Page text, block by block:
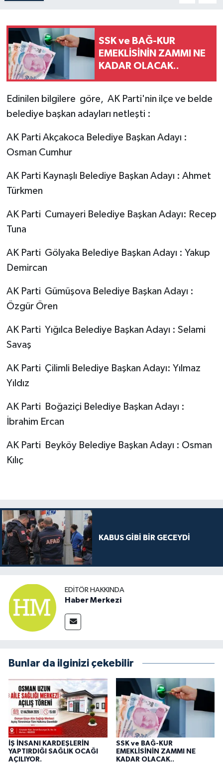
SSK ve BAĞ-KUR
EMEKLİSİNİN ZAMMI NE
KADAR OLACAK..
Edinilen bilgilere göre, AK Parti'nin ilçe ve belde
belediye başkan adayları netleşti :
AK Parti Akçakoca Belediye Başkan Adayı :
Osman Cumhur
AK Parti Kaynaşlı Belediye Başkan Adayı : Ahmet
Türkmen
AK Parti Cumayeri Belediye Başkan Adayı: Recep
Tuna
AK Parti Gölyaka Belediye Başkan Adayı : Yakup
Demircan
AK Parti Gümüşova Belediye Başkan Adayı :
Özgür Ören
AK Parti Yığılca Belediye Başkan Adayı : Selami
Savaş
AK Parti Çilimli Belediye Başkan Adayı: Yılmaz
Yıldız
AK Parti Boğaziçi Belediye Başkan Adayı :
İbrahim Ercan
AK Parti Beyköy Belediye Başkan Adayı : Osman
Kılıç
KABUS GİBİ BİR GECEYDİ
EDITÖR HAKKINDA
Haber Merkezi
Bunlar da ilginizi çekebilir
İŞ İNSANI KARDEŞLERİN
YAPTIRDIĞI SAĞLIK OCAĞI
AÇILIYOR.
SSK ve BAĞ-KUR
EMEKLİSİNİN ZAMMI NE
KADAR OLACAK..